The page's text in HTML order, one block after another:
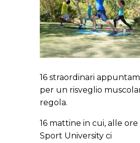
16 straordinari
per un risveglio
regola.
16 mattine in cui, alle ore
Sport University ci